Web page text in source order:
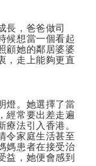
長，爸爸做司
候想當一個看起
顧她的鄰居婆婆
，走上能夠更直
燈。她選擇了當
經常要出差走遍
療法引入香港。
令家庭生活甚至
媽患者在接受治
益，她便會感到